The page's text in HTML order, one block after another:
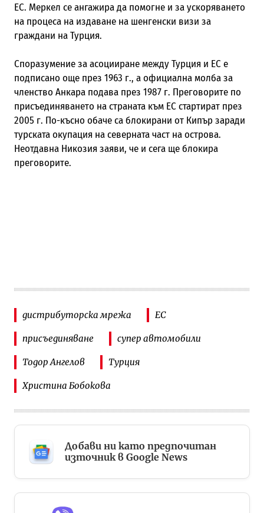
ЕС. Меркел се ангажира да помогне и за ускоряването
на процеса на издаване на шенгенски визи за
граждани на Турция.
Споразумение за асоцииране между Турция и ЕС е
подписано още през 1963 г., а официална молба за
членство Анкара подава през 1987 г. Преговорите по
присъединяването на страната към ЕС стартират през
2005 г. По-късно обаче са блокирани от Кипър заради
турската окупация на северната част на острова.
Неотдавна Никозия заяви, че и сега ще блокира
преговорите.
дистрибуторска мрежа ЕС
присъединяване супер автомобили
Тодор Ангелов Турция
Христина Бобокова
Добави ни като предпочитан
източник в Google News